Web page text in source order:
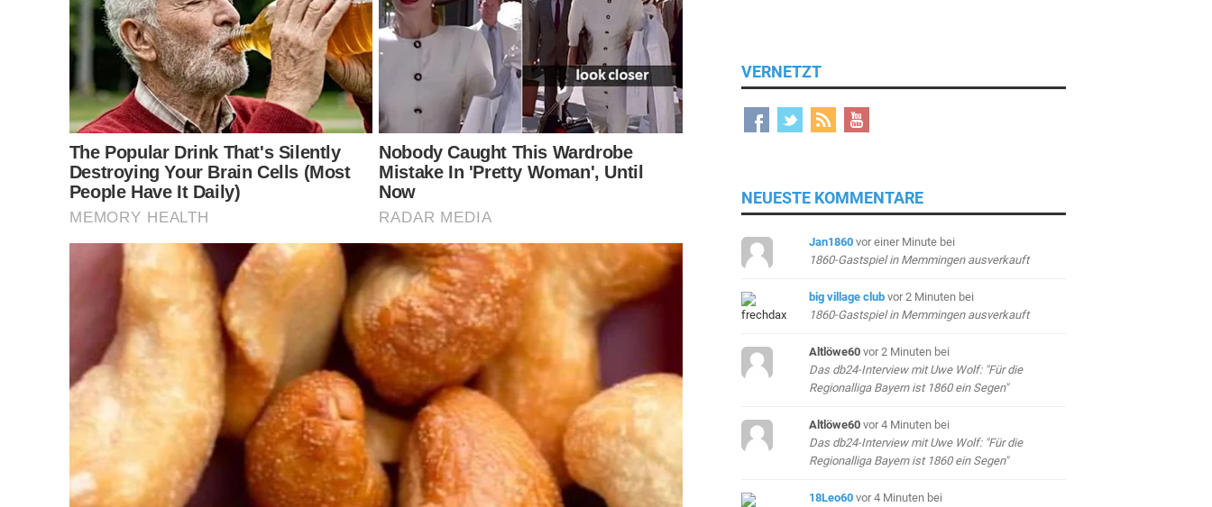
VERNETZT
NEUESTE KOMMENTARE
Jan1860 vor einer Minutebei
1860-Gastspiel in Memmingen ausverkauft
big village club vor 2 Minuten bei
1860-Gastspiel in Memmingen ausverkauft
Altlöwe60 vor 2 Minuten bei
Das db24-Interview mit Uwe Wolf: "Für die
Regionalliga Bayern ist 1860 ein Segen"
Altlöwe60 vor 4 Minuten bei
Das db24-Interview mit Uwe Wolf: "Für die
Regionalliga Bayern ist 1860 ein Segen"
18Leo60 vor 4 Minuten bei